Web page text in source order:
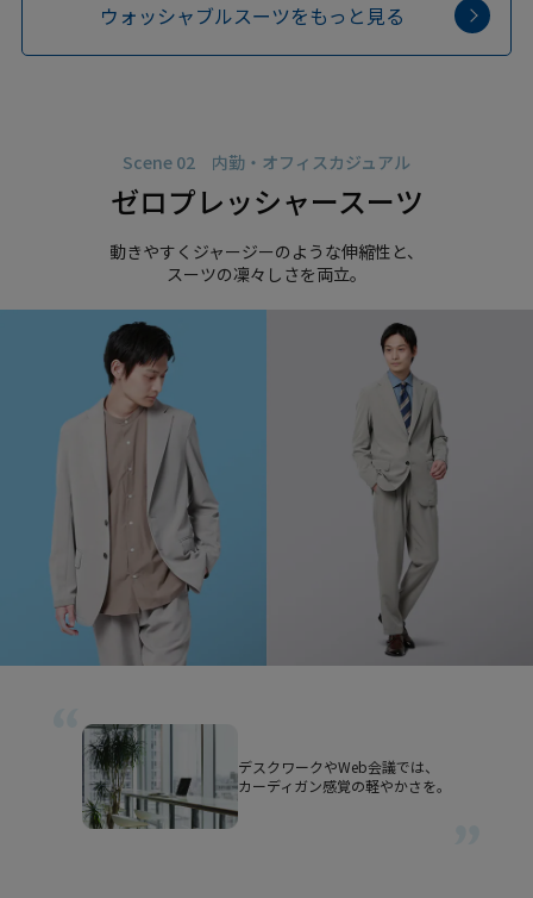
ウォッシャブルスーツをもっと見る
Scene 02 内勤・オフィスカジュアル
ゼロプレッシャースーツ
動きやすくジャージーのような伸縮性と、
スーツの凜々しさを両立。
デスクワークやWeb会議では、
カーディガン感覚の軽やかさを。